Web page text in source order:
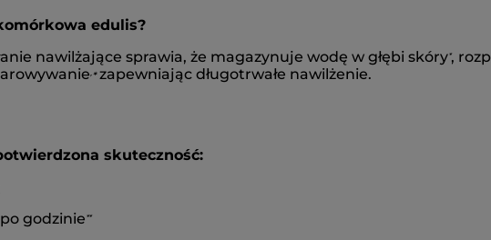
edulis?
nawilżające sprawia, że magazynuje wodę w głębi skóry*,
*zapewniając długotrwałe nawilżenie.
skuteczność:
godzinie **